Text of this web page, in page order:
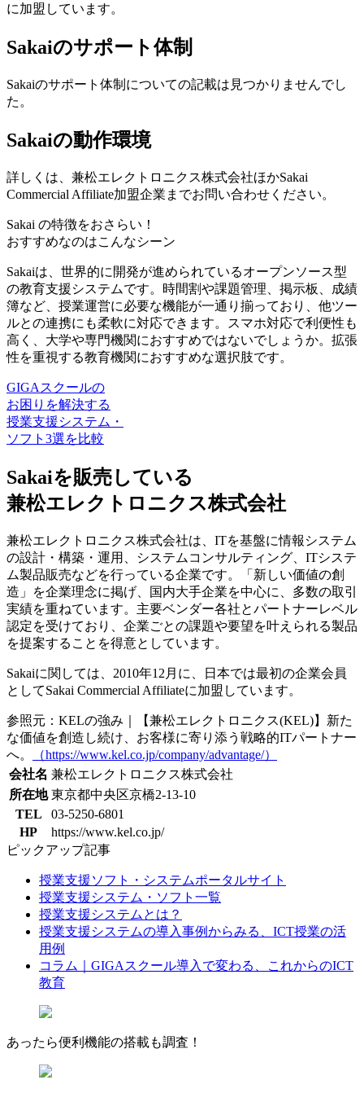
に加盟しています。
Sakaiのサポート体制
Sakaiのサポート体制についての記載は見つかりませんでし
た。
Sakaiの動作環境
詳しくは、兼松エレクトロニクス株式会社ほかSakai
Commercial Affiliate加盟企業までお問い合わせください。
Sakai の特徴をおさらい！
おすすめなのはこんなシーン
Sakaiは、世界的に開発が進められているオープンソース型
の教育支援システムです。時間割や課題管理、掲示板、成績
簿など、授業運営に必要な機能が一通り揃っており、他ツー
ルとの連携にも柔軟に対応できます。スマホ対応で利便性も
高く、大学や専門機関におすすめではないでしょうか。拡張
性を重視する教育機関におすすめな選択肢です。
GIGAスクールの
お困りを解決する
授業支援システム・
ソフト3選を比較
Sakaiを販売している
兼松エレクトロニクス株式会社
兼松エレクトロニクス株式会社は、ITを基盤に情報システム
の設計・構築・運用、システムコンサルティング、ITシステ
ム製品販売などを行っている企業です。「新しい価値の創
造」を企業理念に掲げ、国内大手企業を中心に、多数の取引
実績を重ねています。主要ベンダー各社とパートナーレベル
認定を受けており、企業ごとの課題や要望を叶えられる製品
を提案することを得意としています。
Sakaiに関しては、2010年12月に、日本では最初の企業会員
としてSakai Commercial Affiliateに加盟しています。
参照元：KELの強み｜【兼松エレクトロニクス(KEL)】新た
な価値を創造し続け、お客様に寄り添う戦略的ITパートナー
へ。
（https://www.kel.co.jp/company/advantage/）
会社名 兼松エレクトロニクス株式会社
所在地 東京都中央区京橋2-13-10
TEL
03-5250-6801
HP
https://www.kel.co.jp/
ピックアップ記事
授業支援ソフト・システムポータルサイト
授業支援システム・ソフト一覧
授業支援システムとは？
授業支援システムの導入事例からみる、ICT授業の活
用例
コラム｜GIGAスクール導入で変わる、これからのICT
教育
あったら便利機能の搭載も調査 ！